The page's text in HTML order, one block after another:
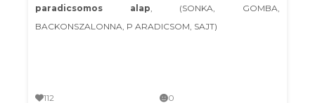
paradicsomos alap, (SONKA, GOMBA,
BACKONSZALONNA, P ARADICSOM, SAJT)
112 0